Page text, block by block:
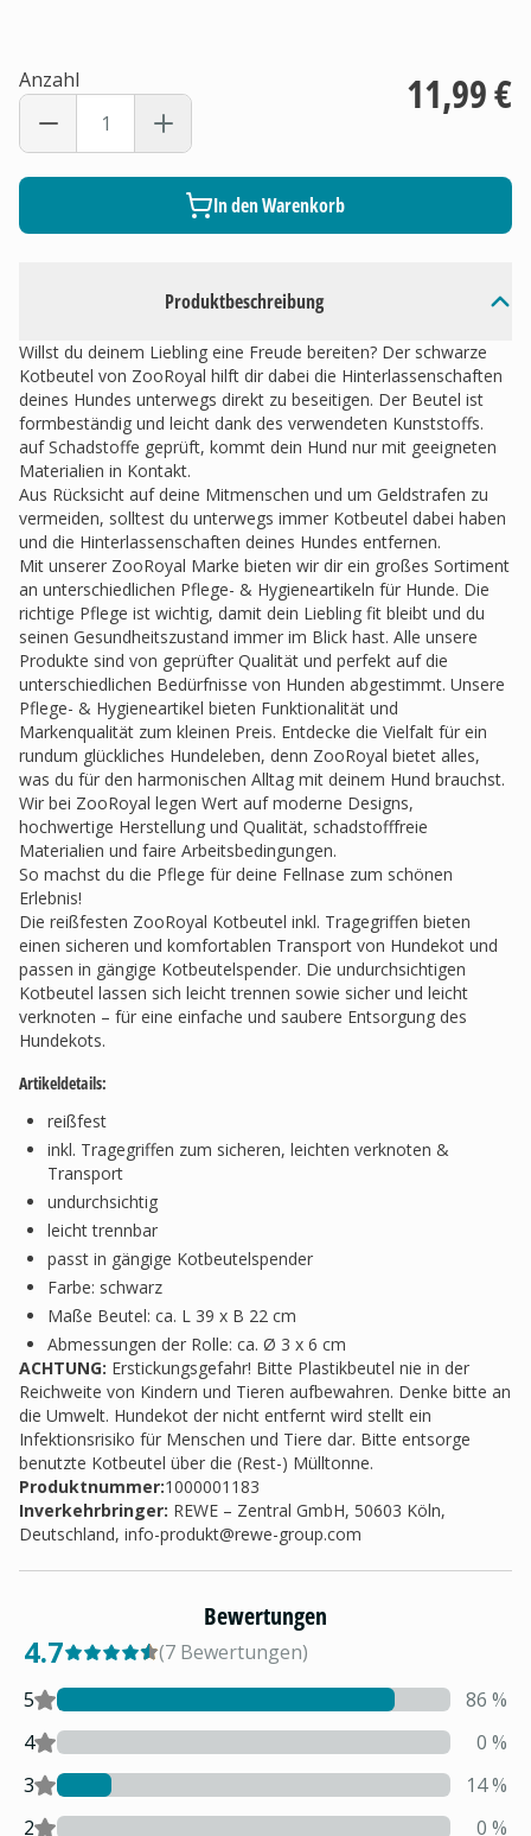
Produktbeschreibung
Willst du deinem Liebling eine Freude bereiten? Der schwarze
Kotbeutel von ZooRoyal hilft dir dabei die Hinterlassenschaften
deines Hundes unterwegs direkt zu beseitigen. Der Beutel ist
formbeständig und leicht dank des verwendeten Kunststoffs.
auf Schadstoffe geprüft, kommt dein Hund nur mit geeigneten
Materialien in Kontakt.
Aus Rücksicht auf deine Mitmenschen und um Geldstrafen zu
vermeiden, solltest du unterwegs immer Kotbeutel dabei haben
und die Hinterlassenschaften deines Hundes entfernen.
Mit unserer ZooRoyal Marke bieten wir dir ein großes Sortiment
an unterschiedlichen Pflege- & Hygieneartikeln für Hunde. Die
richtige Pflege ist wichtig, damit dein Liebling fit bleibt und du
seinen Gesundheitszustand immer im Blick hast. Alle unsere
Produkte sind von geprüfter Qualität und perfekt auf die
unterschiedlichen Bedürfnisse von Hunden abgestimmt. Unsere
Pflege- & Hygieneartikel bieten Funktionalität und
Markenqualität zum kleinen Preis. Entdecke die Vielfalt für ein
rundum glückliches Hundeleben, denn ZooRoyal bietet alles,
was du für den harmonischen Alltag mit deinem Hund brauchst.
Wir bei ZooRoyal legen Wert auf moderne Designs,
hochwertige Herstellung und Qualität, schadstofffreie
Materialien und faire Arbeitsbedingungen.
So machst du die Pflege für deine Fellnase zum schönen
Erlebnis!
Die reißfesten ZooRoyal Kotbeutel inkl. Tragegriffen bieten
einen sicheren und komfortablen Transport von Hundekot und
passen in gängige Kotbeutelspender. Die undurchsichtigen
Kotbeutel lassen sich leicht trennen sowie sicher und leicht
verknoten – für eine einfache und saubere Entsorgung des
Hundekots.
Artikeldetails:
reißfest
inkl. Tragegriffen zum sicheren, leichten verknoten &
Transport
undurchsichtig
leicht trennbar
passt in gängige Kotbeutelspender
Farbe: schwarz
Maße Beutel: ca. L 39 x B 22 cm
Abmessungen der Rolle: ca. Ø 3 x 6 cm
ACHTUNG: Erstickungsgefahr! Bitte Plastikbeutel nie in der
Reichweite von Kindern und Tieren aufbewahren. Denke bitte an
die Umwelt. Hundekot der nicht entfernt wird stellt ein
Infektionsrisiko für Menschen und Tiere dar. Bitte entsorge
benutzte Kotbeutel über die (Rest-) Mülltonne.
Produktnummer:1000001183
Inverkehrbringer: REWE – Zentral GmbH, 50603 Köln,
Deutschland, info-produkt@rewe-group.com
Anzahl 11,99 €
In den Warenkorb
Bewertungen
4.7 (7 Bewertungen)
5
86 %
4
0 %
3
14%
2
0 %